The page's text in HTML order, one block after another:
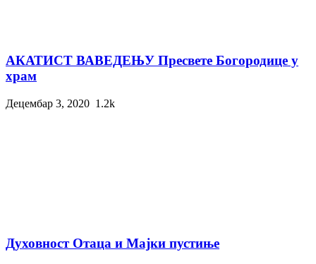
АКАТИСТ ВАВЕДЕЊУ Пресвете Богородице у
храм
Децембар 3, 2020 1.2k
Духовност Отаца и Мајки пустиње